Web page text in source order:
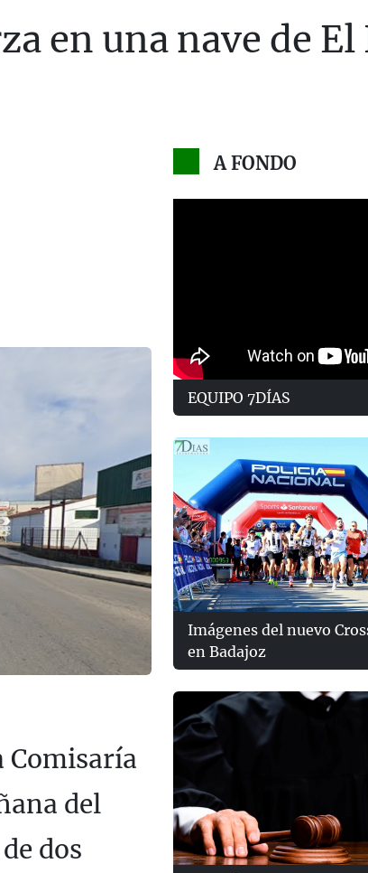
en una nave de El
Comisaría
del
dos
A FONDO
EQUIPO 7DÍAS
Imágenes del nuevo
en Badajoz